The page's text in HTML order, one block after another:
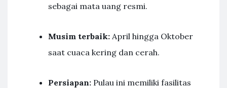
sebagai mata uang resmi.
Musim terbaik: April hingga Oktober
saat cuaca kering dan cerah.
Persiapan: Pulau ini memiliki fasilitas